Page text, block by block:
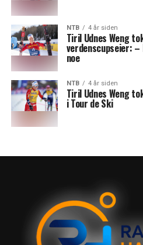
NTB 4 år siden
Tiril Udnes Weng
verdenscupseier:
noe
NTB 4 år siden
Tiril Udnes Weng
i Tour de Ski